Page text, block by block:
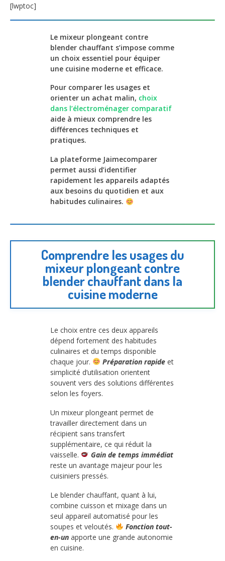
[lwptoc]
Le mixeur plongeant contre
blender chauffant s’impose comme
un choix essentiel pour équiper
une cuisine moderne et efficace.
Pour comparer les usages et
orienter un achat malin, choix
dans l’électroménager comparatif
aide à mieux comprendre les
différences techniques et
pratiques.
La plateforme Jaimecomparer
permet aussi d’identifier
rapidement les appareils adaptés
aux besoins du quotidien et aux
habitudes culinaires.
Comprendre les usages du
mixeur plongeant contre
blender chauffant dans la
cuisine moderne
Le choix entre ces deux appareils
dépend fortement des habitudes
culinaires et du temps disponible
chaque jour.
Préparation rapideet
simplicité d’utilisation orientent
souvent vers des solutions différentes
selon les foyers.
Un mixeur plongeant permet de
travailler directement dans un
récipient sans transfert
supplémentaire, ce qui réduit la
vaisselle.
Gain de temps immédiat
reste un avantage majeur pour les
cuisiniers pressés.
Le blender chauffant, quant à lui,
combine cuisson et mixage dans un
seul appareil automatisé pour les
soupes et veloutés.
Fonction tout-
en-un apporte une grande autonomie
en cuisine.